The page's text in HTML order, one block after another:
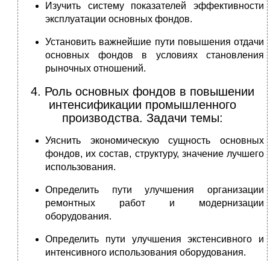
Изучить систему показателей эффективности
эксплуатации основных фондов.
Установить важнейшие пути повышения отдачи
основных фондов в условиях становления
рыночных отношений.
4. Роль основных фондов в повышении
интенсификации промышленного
производства. Задачи темы:
Уяснить экономическую сущность основных
фондов, их состав, структуру, значение лучшего
использования.
Определить пути улучшения организации
ремонтных работ и модернизации
оборудования.
Определить пути улучшения экстенсивного и
интенсивного использования оборудования.